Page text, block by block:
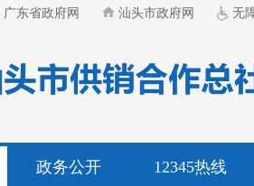
广东省政府网 汕头市政府网 无
政务公开 12345热线